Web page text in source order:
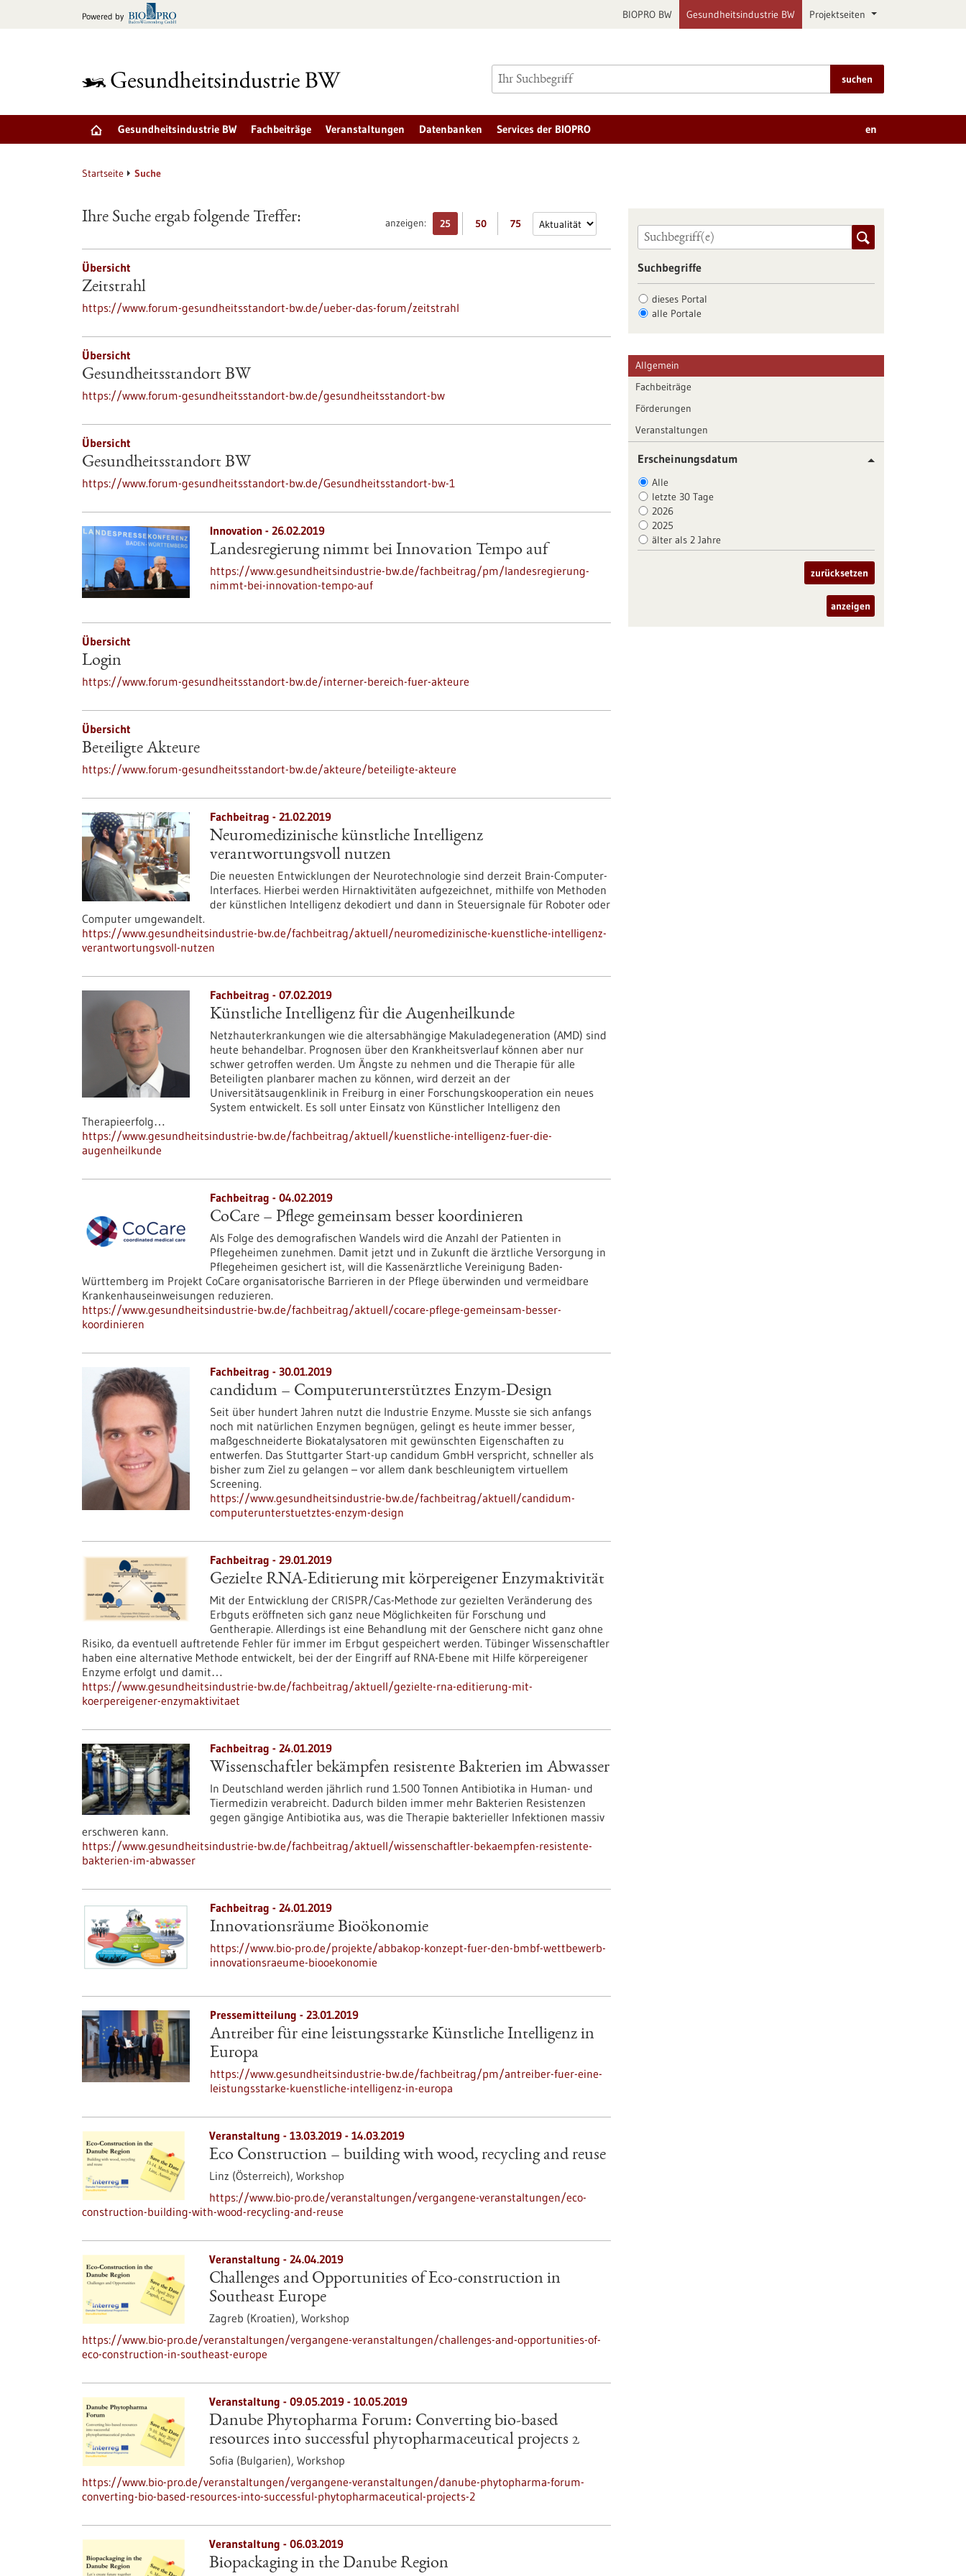
Powered by BIOPRO BW Gesundheitsindustrie BW Projektseiten
suchen
Gesundheitsindustrie BW Fachbeiträge Veranstaltungen Datenbanken Services der BIOPRO en
Startseite Suche
anzeigen: 25 50 75
Ihre Suche ergab folgende Treffer:
Übersicht
Zeitstrahl
https://www.forum-gesundheitsstandort-bw.de/ueber-das-forum/zeitstrahl
Übersicht
Gesundheitsstandort BW
https://www.forum-gesundheitsstandort-bw.de/gesundheitsstandort-bw
Übersicht
Gesundheitsstandort BW
https://www.forum-gesundheitsstandort-bw.de/Gesundheitsstandort-bw-1
Innovation - 26.02.2019
Landesregierung nimmt bei Innovation Tempo auf
https://www.gesundheitsindustrie-bw.de/fachbeitrag/pm/landesregierung-
nimmt-bei-innovation-tempo-auf
Übersicht
Login
https://www.forum-gesundheitsstandort-bw.de/interner-bereich-fuer-akteure
Übersicht
Beteiligte Akteure
https://www.forum-gesundheitsstandort-bw.de/akteure/beteiligte-akteure
Fachbeitrag - 21.02.2019
Neuromedizinische künstliche Intelligenz
verantwortungsvoll nutzen
Die neuesten Entwicklungen der Neurotechnologie sind derzeit Brain-Computer-
Interfaces. Hierbei werden Hirnaktivitäten aufgezeichnet, mithilfe von Methoden
der künstlichen Intelligenz dekodiert und dann in Steuersignale für Roboter oder
Computer umgewandelt.
https://www.gesundheitsindustrie-bw.de/fachbeitrag/aktuell/neuromedizinische-kuenstliche-intelligenz-
verantwortungsvoll-nutzen
Fachbeitrag - 07.02.2019
Künstliche Intelligenz für die Augenheilkunde
Netzhauterkrankungen wie die altersabhängige Makuladegeneration (AMD) sind
heute behandelbar. Prognosen über den Krankheitsverlauf können aber nur
schwer getroffen werden. Um Ängste zu nehmen und die Therapie für alle
Beteiligten planbarer machen zu können, wird derzeit an der
Universitätsaugenklinik in Freiburg in einer Forschungskooperation ein neues
System entwickelt. Es soll unter Einsatz von Künstlicher Intelligenz den
Therapieerfolg…
https://www.gesundheitsindustrie-bw.de/fachbeitrag/aktuell/kuenstliche-intelligenz-fuer-die-
augenheilkunde
Fachbeitrag - 04.02.2019
CoCare – Pflege gemeinsam besser koordinieren
Als Folge des demografischen Wandels wird die Anzahl der Patienten in
Pflegeheimen zunehmen. Damit jetzt und in Zukunft die ärztliche Versorgung in
Pflegeheimen gesichert ist, will die Kassenärztliche Vereinigung Baden-
Württemberg im Projekt CoCare organisatorische Barrieren in der Pflege überwinden und vermeidbare
Krankenhauseinweisungen reduzieren.
https://www.gesundheitsindustrie-bw.de/fachbeitrag/aktuell/cocare-pflege-gemeinsam-besser-
koordinieren
Fachbeitrag - 30.01.2019
candidum – Computerunterstütztes Enzym-Design
Seit über hundert Jahren nutzt die Industrie Enzyme. Musste sie sich anfangs
noch mit natürlichen Enzymen begnügen, gelingt es heute immer besser,
maßgeschneiderte Biokatalysatoren mit gewünschten Eigenschaften zu
entwerfen. Das Stuttgarter Start-up candidum GmbH verspricht, schneller als
bisher zum Ziel zu gelangen – vor allem dank beschleunigtem virtuellem
Screening.
https://www.gesundheitsindustrie-bw.de/fachbeitrag/aktuell/candidum-
computerunterstuetztes-enzym-design
Fachbeitrag - 29.01.2019
Gezielte RNA-Editierung mit körpereigener Enzymaktivität
Mit der Entwicklung der CRISPR/Cas-Methode zur gezielten Veränderung des
Erbguts eröffneten sich ganz neue Möglichkeiten für Forschung und
Gentherapie. Allerdings ist eine Behandlung mit der Genschere nicht ganz ohne
Risiko, da eventuell auftretende Fehler für immer im Erbgut gespeichert werden. Tübinger Wissenschaftler
haben eine alternative Methode entwickelt, bei der der Eingriff auf RNA-Ebene mit Hilfe körpereigener
Enzyme erfolgt und damit…
https://www.gesundheitsindustrie-bw.de/fachbeitrag/aktuell/gezielte-rna-editierung-mit-
koerpereigener-enzymaktivitaet
Fachbeitrag - 24.01.2019
Wissenschaftler bekämpfen resistente Bakterien im Abwasser
In Deutschland werden jährlich rund 1.500 Tonnen Antibiotika in Human- und
Tiermedizin verabreicht. Dadurch bilden immer mehr Bakterien Resistenzen
gegen gängige Antibiotika aus, was die Therapie bakterieller Infektionen massiv
erschweren kann.
https://www.gesundheitsindustrie-bw.de/fachbeitrag/aktuell/wissenschaftler-bekaempfen-resistente-
bakterien-im-abwasser
Fachbeitrag - 24.01.2019
Innovationsräume Bioökonomie
https://www.bio-pro.de/projekte/abbakop-konzept-fuer-den-bmbf-wettbewerb-
innovationsraeume-biooekonomie
Pressemitteilung - 23.01.2019
Antreiber für eine leistungsstarke Künstliche Intelligenz in
Europa
https://www.gesundheitsindustrie-bw.de/fachbeitrag/pm/antreiber-fuer-eine-
leistungsstarke-kuenstliche-intelligenz-in-europa
Veranstaltung - 13.03.2019- 14.03.2019
Eco Construction – building with wood, recycling and reuse
Linz (Österreich), Workshop
https://www.bio-pro.de/veranstaltungen/vergangene-veranstaltungen/eco-
construction-building-with-wood-recycling-and-reuse
Veranstaltung - 24.04.2019
Challenges and Opportunities of Eco-construction in
Southeast Europe
Zagreb (Kroatien), Workshop
https://www.bio-pro.de/veranstaltungen/vergangene-veranstaltungen/challenges-and-opportunities-of-
eco-construction-in-southeast-europe
Veranstaltung - 09.05.2019- 10.05.2019
Danube Phytopharma Forum: Converting bio-based
resources into successful phytopharmaceutical projects 2
Sofia (Bulgarien), Workshop
https://www.bio-pro.de/veranstaltungen/vergangene-veranstaltungen/danube-phytopharma-forum-
converting-bio-based-resources-into-successful-phytopharmaceutical-projects-2
Veranstaltung - 06.03.2019
Biopackaging in the Danube Region
Suchbegriffe
dieses Portal
alle Portale
Allgemein
Fachbeiträge
Förderungen
Veranstaltungen
Erscheinungsdatum
Alle
letzte 30 Tage
2026
2025
älter als 2 Jahre
zurücksetzen
anzeigen